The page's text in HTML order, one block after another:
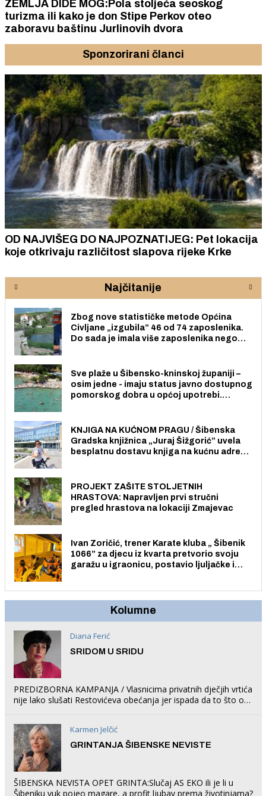
ZEMLJA DIDE MOG:Pola stoljeća seoskog
turizma ili kako je don Stipe Perkov oteo
zaboravu baštinu Jurlinovih dvora
Sponzorirani članci
OD NAJVIŠEG DO NAJPOZNATIJEG: Pet lokacija
koje otkrivaju različitost slapova rijeke Krke
Najčitanije
Zbog nove statističke metode Općina
Civljane „izgubila” 46 od 74 zaposlenika.
Do sada je imala više zaposlenika nego
Sve plaže u Šibensko-kninskoj županiji –
osim jedne - imaju status javno dostupnog
pomorskog dobra u općoj upotrebi.
KNJIGA NA KUĆNOM PRAGU / Šibenska
Gradska knjižnica „Juraj Šižgorić” uvela
besplatnu dostavu knjiga na kućnu adresu
PROJEKT ZAŠITE STOLJETNIH
HRASTOVA: Napravljen prvi stručni
pregled hrastova na lokaciji Zmajevac
Ivan Zoričić, trener Karate kluba „ Šibenik
1066” za djecu iz kvarta pretvorio svoju
garažu u igraonicu, postavio ljuljačke i
Kolumne
Diana Ferić
SRIDOM U SRIDU
PREDIZBORNA KAMPANJA / Vlasnicima privatnih dječjih vrtića
nije lako slušati Restovićeva obećanja jer ispada da to što oni
Karmen Jelčić
GRINTANJA ŠIBENSKE NEVISTE
ŠIBENSKA NEVISTA OPET GRINTA:Slučaj AS EKO ili je li u
Šibeniku vuk pojeo magare, a profit ljubav prema životinjama?